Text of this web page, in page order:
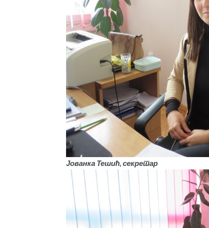
Јованка Тешић, секретар